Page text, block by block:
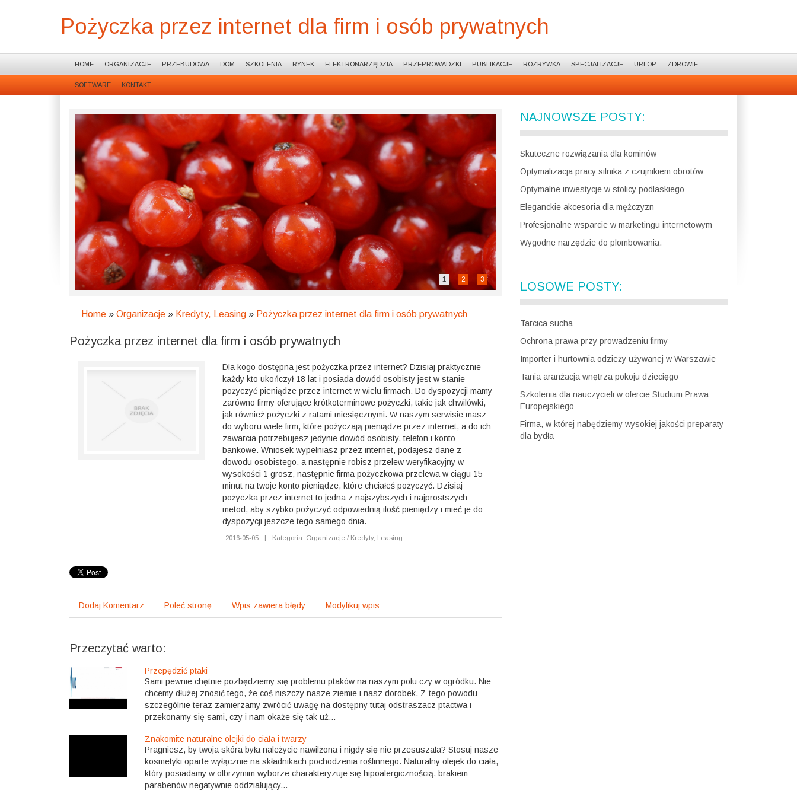
Pożyczka przez internet dla firm i osób prywatnych
HOME ORGANIZACJE PRZEBUDOWA DOM SZKOLENIA RYNEK ELEKTRONARZĘDZIA PRZEPROWADZKI PUBLIKACJE ROZRYWKA SPECJALIZACJE URLOP ZDROWIE
SOFTWARE KONTAKT
1 2 3
Home » Organizacje » Kredyty, Leasing » Pożyczka przez internet dla firm i osób prywatnych
Pożyczka przez internet dla firm i osób prywatnych
Dla kogo dostępna jest pożyczka przez internet? Dzisiaj praktycznie
każdy kto ukończył 18 lat i posiada dowód osobisty jest w stanie
pożyczyć pieniądze przez internet w wielu firmach. Do dyspozycji mamy
zarówno firmy oferujące krótkoterminowe pożyczki, takie jak chwilówki,
jak również pożyczki z ratami miesięcznymi. W naszym serwisie masz
do wyboru wiele firm, które pożyczają pieniądze przez internet, a do ich
zawarcia potrzebujesz jedynie dowód osobisty, telefon i konto
bankowe. Wniosek wypełniasz przez internet, podajesz dane z
dowodu osobistego, a następnie robisz przelew weryfikacyjny w
wysokości 1 grosz, następnie firma pożyczkowa przelewa w ciągu 15
minut na twoje konto pieniądze, które chciałeś pożyczyć. Dzisiaj
pożyczka przez internet to jedna z najszybszych i najprostszych
metod, aby szybko pożyczyć odpowiednią ilość pieniędzy i mieć je do
dyspozycji jeszcze tego samego dnia.
2016-05-05 | Kategoria: Organizacje / Kredyty, Leasing
Dodaj Komentarz Poleć stronę Wpis zawiera błędy Modyfikuj wpis
Przeczytać warto:
Przepędzić ptaki
Sami pewnie chętnie pozbędziemy się problemu ptaków na naszym polu czy w ogródku. Nie
chcemy dłużej znosić tego, że coś niszczy nasze ziemie i nasz dorobek. Z tego powodu
szczególnie teraz zamierzamy zwrócić uwagę na dostępny tutaj odstraszacz ptactwa i
przekonamy się sami, czy i nam okaże się tak uż...
Znakomite naturalne olejki do ciała i twarzy
Pragniesz, by twoja skóra była należycie nawilżona i nigdy się nie przesuszała? Stosuj nasze
kosmetyki oparte wyłącznie na składnikach pochodzenia roślinnego. Naturalny olejek do ciała,
który posiadamy w olbrzymim wyborze charakteryzuje się hipoalergicznością, brakiem
parabenów negatywnie oddziałujący...
NAJNOWSZE POSTY:
Skuteczne rozwiązania dla kominów
Optymalizacja pracy silnika z czujnikiem obrotów
Optymalne inwestycje w stolicy podlaskiego
Eleganckie akcesoria dla mężczyzn
Profesjonalne wsparcie w marketingu internetowym
Wygodne narzędzie do plombowania.
LOSOWE POSTY:
Tarcica sucha
Ochrona prawa przy prowadzeniu firmy
Importer i hurtownia odzieży używanej w Warszawie
Tania aranżacja wnętrza pokoju dziecięgo
Szkolenia dla nauczycieli w ofercie Studium Prawa
Europejskiego
Firma, w której nabędziemy wysokiej jakości preparaty
dla bydła